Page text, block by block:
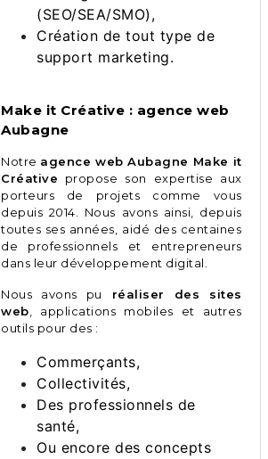
(SEO/SEA/SMO),
Création de tout type de
support marketing.
Make it Créative : agence web
Aubagne
Notre agence web Aubagne Make it
Créative propose son expertise aux
porteurs de projets comme vous
depuis 2014. Nous avons ainsi, depuis
toutes ses années, aidé des centaines
de professionnels et entrepreneurs
dans leur développement digital.
Nous avons pu réaliser des sites
web, applications mobiles et autres
outils pour des :
Commerçants,
Collectivités,
Des professionnels de
santé,
Ou encore des concepts